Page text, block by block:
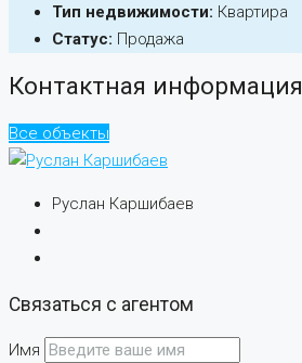
Тип недвижимости: Квартира
Статус: Продажа
Контактная информация
Все объекты
Руслан Каршибаев
Связаться с агентом
Имя